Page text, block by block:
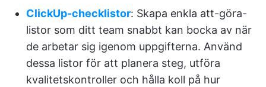
ClickUp-checklistor: Skapa enkla att-göra-
listor som ditt team snabbt kan bocka av när
de arbetar sig igenom uppgifterna. Använd
dessa listor för att planera steg, utföra
kvalitetskontroller och hålla koll på hur